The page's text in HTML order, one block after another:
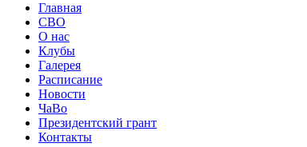
Главная
СВО
О нас
Клубы
Галерея
Расписание
Новости
ЧаВо
Президентский грант
Контакты